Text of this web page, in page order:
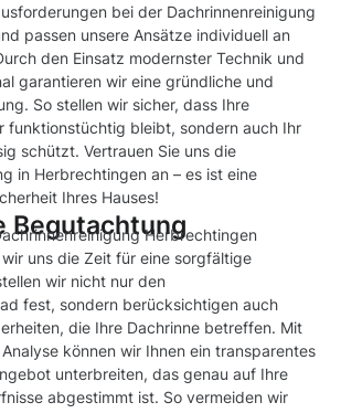
bei der Dachrinnenreinigung
passen unsere Ansätze individuell an
den Einsatz modernster Technik und
garantieren wir eine gründliche und
So stellen wir sicher, dass Ihre
funktionstüchtig bleibt, sondern auch Ihr
schützt. Vertrauen Sie uns die
in Herbrechtingen an – es ist eine
Ihres Hauses!
BegutachtungHerbrechtingen
uns die Zeit für eine sorgfältige
wir nicht nur den
fest, sondern berücksichtigen auch
die Ihre Dachrinne betreffen. Mit
können wir Ihnen ein transparentes
unterbreiten, das genau auf Ihre
abgestimmt ist. So vermeiden wir